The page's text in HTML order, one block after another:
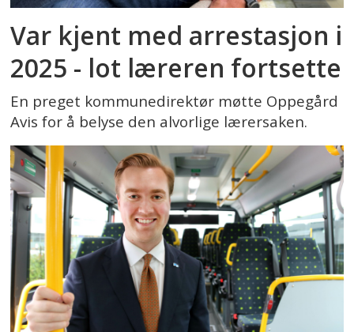
Var kjent med arrestasjon i
2025 - lot læreren fortsette
En preget kommunedirektør møtte Oppegård
Avis for å belyse den alvorlige lærersaken.